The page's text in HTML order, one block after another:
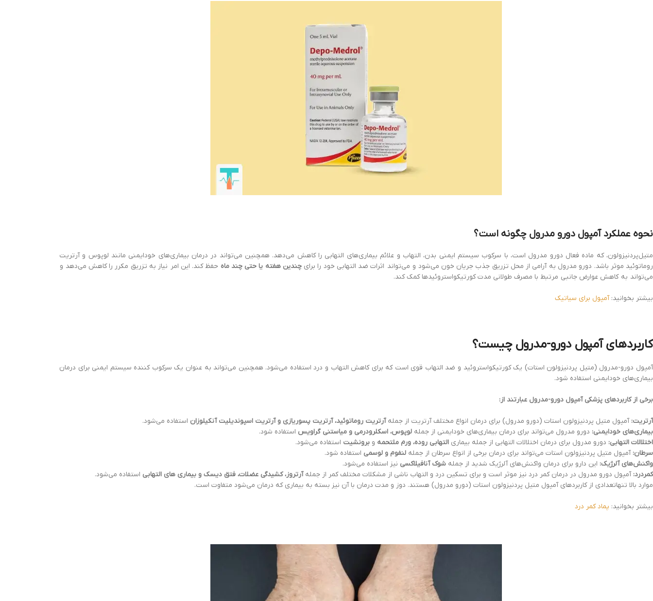
نحوه عملکرد آمپول دورو مدرول چگونه است؟
متیل‌پردنیزولون، که ماده فعال دورو مدرول است، با سرکوب سیستم ایمنی بدن، التهاب و علائم بیماری‌های التهابی را کاهش می‌دهد. همچنین می‌تواند در درمان بیماری‌های خودایمنی مانند لوپوس و آرتریت
روماتوئید موثر باشد. دورو مدرول به آرامی از محل تزریق جذب جریان خون می‌شود و می‌تواند اثرات ضد التهابی خود را برایچندین هفته یا حتی چند ماه حفظ کند. این امر نیاز به تزریق مکرر را کاهش می‌دهد و
می‌تواند به کاهش عوارض جانبی مرتبط با مصرف طولانی مدت کورتیکواستروئیدها کمک کند.
بیشتر بخوانید:آمپول برای سیاتیک
کاربردهای آمپول دورو-مدرول چيست؟
آمپول دورو-مدرول (متیل پردنیزولون استات) یک کورتیکواستروئید و ضد التهاب قوی است که برای کاهش التهاب و درد استفاده می‌شود. همچنین می‌تواند به عنوان یک سرکوب کننده سیستم ایمنی برای درمان
بیماری‌های خودایمنی استفاده شود.
برخی از کاربردهای پزشکی آمپول دورو-مدرول عبارتند از:
آرتریت: آمپول متیل پردنیزولون استات (دورو مدرول) برای درمان انواع مختلف آرتریت از جملهآرتریت روماتوئید، آرتریت پسوریازی و آرتریت اسپوندیلیت آنکیلوزان استفاده می‌شود.
بیماری‌های خودایمنی: دورو مدرول می‌تواند برای درمان بیماری‌های خودایمنی از جمله لوپوس، اسکلرودرمی و میاستنی گراویس استفاده شود.
اختلالات التهابی: دورو مدرول برای درمان اختلالات التهابی از جمله بیماری التهابی روده، ورم ملتحمه و برونشیت استفاده می‌شود.
سرطان: آمپول متیل پردنیزولون استات می‌تواند برای درمان برخی از انواع سرطان از جمله لنفوم و لوسمی استفاده شود.
واکنش‌های آلرژیک: این دارو برای درمان واکنش‌های آلرژیک شدید از جمله شوک آنافیلاکسی نیز استفاده می‌شود.
کمردرد: آمپول دورو مدرول در درمان کمر درد نیز موثر است و برای تسکین درد و التهاب ناشی از مشکلات مختلف کمر از جملهآرتروز، کشیدگی عضلات، فتق دیسک و بیماری های التهابی استفاده می‌شود.
موارد بالا تنهاتعدادی از کاربردهای آمپول متیل پردنیزولون استات (دورو مدرول) هستند. دوز و مدت درمان با آن نیز بسته به بیماری که درمان می‌شود متفاوت است.
بیشتر بخوانید: پماد کمر درد